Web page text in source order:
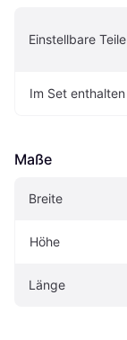
Einstellbare Teile
Im Set enthalten
Maße
Breite
Höhe
Länge